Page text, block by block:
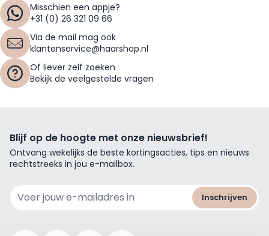
Misschien een appje?
+31 (0) 26 321 09 66
Via de mail mag ook
klantenservice@haarshop.nl
Of liever zelf zoeken
Bekijk de veelgestelde vragen
Blijf op de hoogte met onze nieuwsbrief!
Ontvang wekelijks de beste kortingsacties, tips en nieuws
rechtstreeks in jou e-mailbox.
Inschrijven